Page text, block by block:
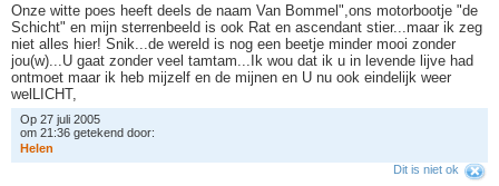
Onze witte poes heeft deels de naam Van Bommel",ons motorbootje "de
Schicht" en mijn sterrenbeeld is ook Rat en ascendant stier...maar ik zeg
niet alles hier! Snik...de wereld is nog een beetje minder mooi zonder
jou(w)...U gaat zonder veel tamtam...Ik wou dat ik u in levende lijve had
ontmoet maar ik heb mijzelf en de mijnen en U nu ook eindelijk weer
welLICHT,
Op 27 juli 2005
om 21:36 getekend door:
Helen
Dit is niet ok